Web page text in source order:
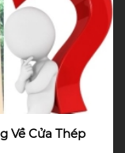
Về Cửa Thép